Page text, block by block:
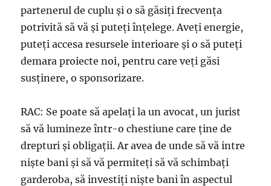
partenerul de cuplu şi o să găsiţi frecvența
potrivită să vă şi puteţi înţelege. Aveţi energie,
puteţi accesa resursele interioare şi o să puteţi
demara proiecte noi, pentru care veţi găsi
susţinere, o sponsorizare.
RAC: Se poate să apelaţi la un avocat, un jurist
să vă lumineze într-o chestiune care ţine de
drepturi şi obligaţii. Ar avea de unde să vă intre
nişte bani şi să vă permiteţi să vă schimbaţi
garderoba, să investiţi nişte bani în aspectul